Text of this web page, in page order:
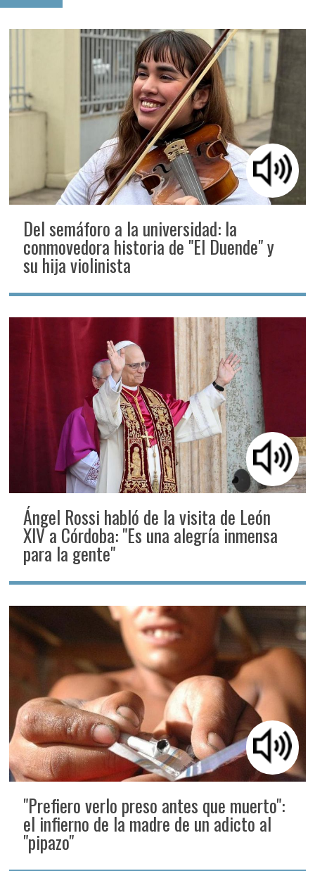
Del semáforo a la universidad: la
conmovedora historia de "El Duende" y
su hija violinista
Ángel Rossi habló de la visita de León
XIV a Córdoba: "Es una alegría inmensa
para la gente"
"Prefiero verlo preso antes que muerto":
el infierno de la madre de un adicto al
"pipazo"